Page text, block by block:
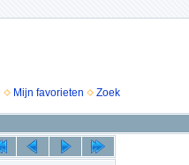
Mijn favorieten Zoek